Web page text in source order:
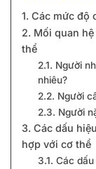
1. Các mức độ
2. Mối quan
thể
2.1. Người
nhiêu?
2.2. Người
2.3. Người
3. Các dấu
hợp với cơ thể
3.1. Các